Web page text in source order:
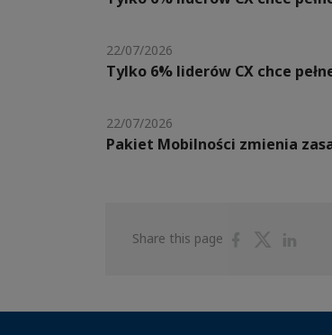
22/07/2026
Tylko 6% liderów CX chce
22/07/2026
Pakiet Mobilności zmienia
Share this page
ShareShare